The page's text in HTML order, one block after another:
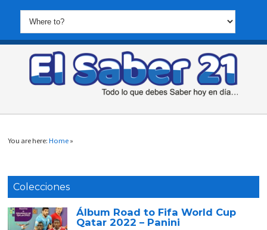
You are here:Home »
Colecciones
Álbum Road to Fifa World Cup
Qatar 2022 – Panini